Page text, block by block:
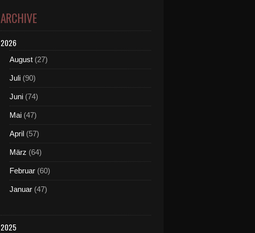
ARCHIVE
2026
August (27)
Juli (90)
Juni (74)
Mai (47)
April (57)
März (64)
Februar (60)
Januar (47)
2025